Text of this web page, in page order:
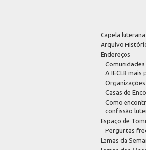
Capela luterana
Arquivo
Endereços
A IECLB mais
Organizações
Casas de
Como
confissão
Espaço de
Perguntas
Lemas da